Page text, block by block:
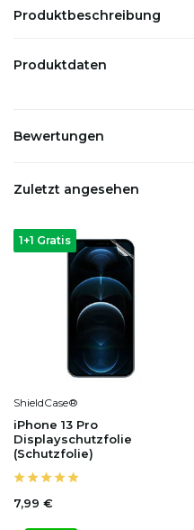
Produktbeschreibung
Produktdaten
Bewertungen
Zuletzt angesehen
1+1 Gratis
ShieldCase®
iPhone 13 Pro
Displayschutzfolie
(Schutzfolie)
7,99 €